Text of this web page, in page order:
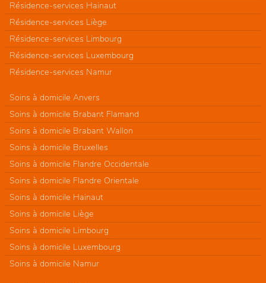
Résidence-services Hainaut
Résidence-services Liège
Résidence-services Limbourg
Résidence-services Luxembourg
Résidence-services Namur
Soins à domicile Anvers
Soins à domicile Brabant Flamand
Soins à domicile Brabant Wallon
Soins à domicile Bruxelles
Soins à domicile Flandre Occidentale
Soins à domicile Flandre Orientale
Soins à domicile Hainaut
Soins à domicile Liège
Soins à domicile Limbourg
Soins à domicile Luxembourg
Soins à domicile Namur